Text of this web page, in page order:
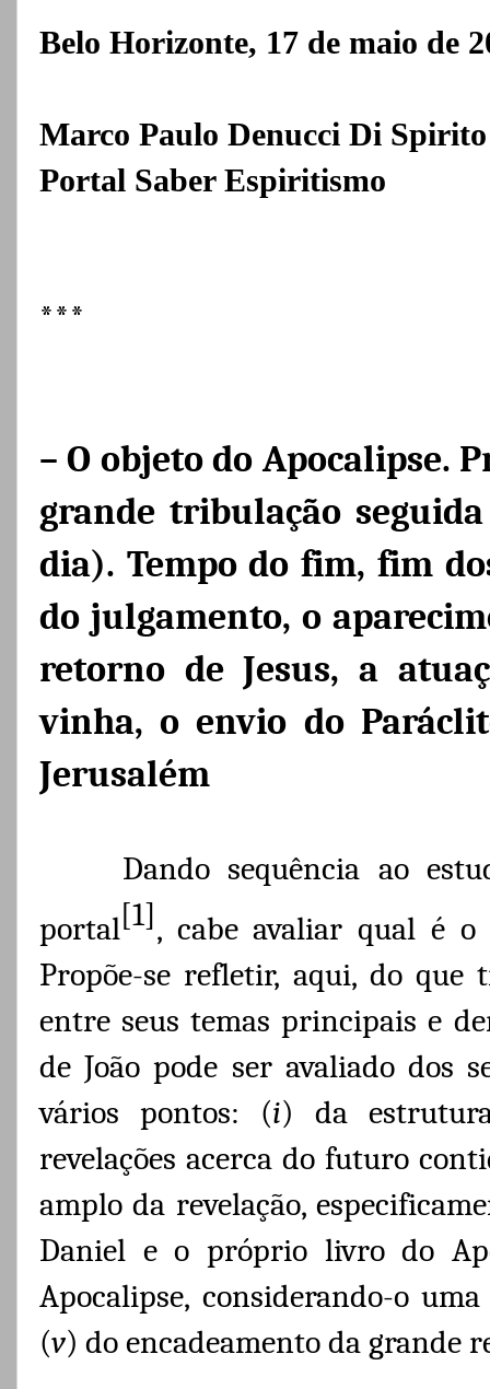
Belo Horizonte, 17 de maio de
Marco Paulo Denucci Di Spirito
Portal Saber Espiritismo
***
– O objeto do Apocalipse.
grande tribulação
dia). Tempo do fim, fim
do julgamento, o
retorno de Jesus, a
vinha, o envio do
Jerusalém
Dando sequência ao
portal[1], cabe avaliar qual é
Propõe-se refletir, aqui, do que
entre seus temas principais e
de João pode ser avaliado dos
vários pontos: (i) da
revelações acerca do futuro
amplo da revelação,
Daniel e o próprio livro do
Apocalipse, considerando-o
(v) do encadeamento da grande